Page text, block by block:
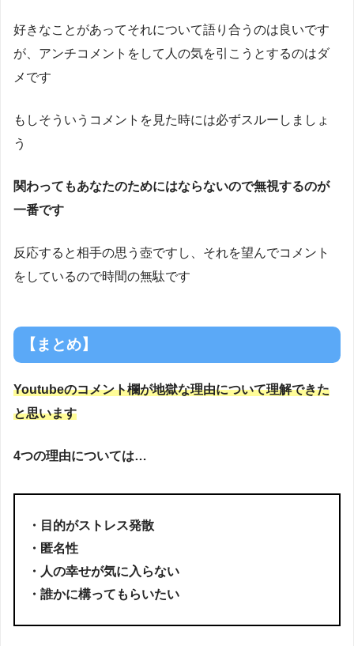
好きなことがあってそれについて語り合うのは良いです
が、アンチコメントをして人の気を引こうとするのはダ
メです
もしそういうコメントを見た時には必ずスルーしましょ
う
関わってもあなたのためにはならないので無視するのが
一番です
反応すると相手の思う壺ですし、それを望んでコメント
をしているので時間の無駄です
【まとめ】
Youtubeのコメント欄が地獄な理由について理解できた
と思います
4つの理由については…
・目的がストレス発散
・匿名性
・人の幸せが気に入らない
・誰かに構ってもらいたい